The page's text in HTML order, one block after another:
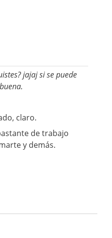
jajaj si se puede
claro.
de trabajo
y demás.